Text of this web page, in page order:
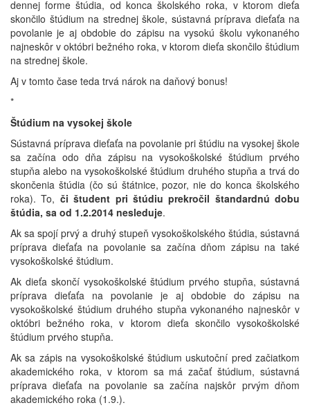
dennej forme štúdia, od konca školského roka, v ktorom dieťa
skončilo štúdium na strednej škole, sústavná príprava dieťaťa na
povolanie je aj obdobie do zápisu na vysokú školu vykonaného
najneskôr v októbri bežného roka, v ktorom dieťa skončilo štúdium
na strednej škole.
Aj v tomto čase teda trvá nárok na daňový bonus!
*
Štúdium na vysokej škole
Sústavná príprava dieťaťa na povolanie pri štúdiu na vysokej škole
sa začína odo dňa zápisu na vysokoškolské štúdium prvého
stupňa alebo na vysokoškolské štúdium druhého stupňa a trvá do
skončenia štúdia (čo sú štátnice, pozor, nie do konca školského
roka). To, či študent pri štúdiu prekročil štandardnú dobu
štúdia, sa od 1.2.2014 nesleduje.
Ak sa spojí prvý a druhý stupeň vysokoškolského štúdia, sústavná
príprava dieťaťa na povolanie sa začína dňom zápisu na také
vysokoškolské štúdium.
Ak dieťa skončí vysokoškolské štúdium prvého stupňa, sústavná
príprava dieťaťa na povolanie je aj obdobie do zápisu na
vysokoškolské štúdium druhého stupňa vykonaného najneskôr v
októbri bežného roka, v ktorom dieťa skončilo vysokoškolské
štúdium prvého stupňa.
Ak sa zápis na vysokoškolské štúdium uskutoční pred začiatkom
akademického roka, v ktorom sa má začať štúdium, sústavná
príprava dieťaťa na povolanie sa začína najskôr prvým dňom
akademického roka (1.9.).